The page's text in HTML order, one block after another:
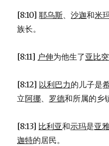
[8:10]耶乌斯、沙迦和米
族长。
[8:11] 户伸为他生了亚比突
[8:12] 以利巴力的儿子是
立阿挪、 罗德和所属的乡
[8:13] 比利亚和示玛是亚
迦特的居民。